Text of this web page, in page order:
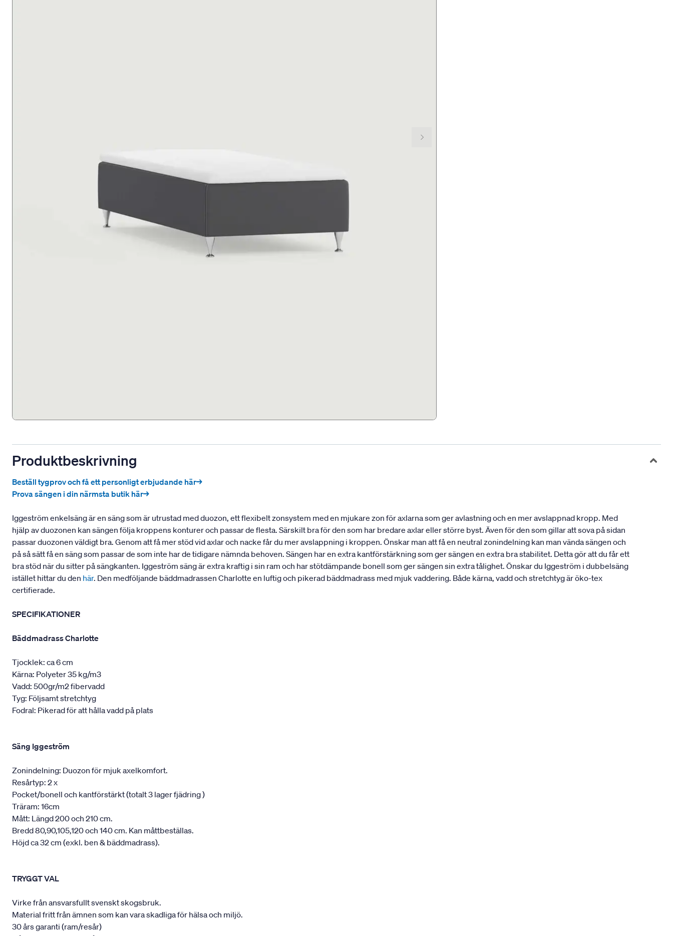
Produktbeskrivning
Beställ tygprov och få ett personligt erbjudande här→
Prova sängen i din närmsta butik här→
Iggeström enkelsäng är en säng som är utrustad med duozon, ett flexibelt zonsystem med en mjukare zon för axlarna som ger avlastning och en mer avslappnad kropp. Med
hjälp av duozonen kan sängen följa kroppens konturer och passar de flesta. Särskilt bra för den som har bredare axlar eller större byst. Även för den som gillar att sova på sidan
passar duozonen väldigt bra. Genom att få mer stöd vid axlar och nacke får du mer avslappning i kroppen. Önskar man att få en neutral zonindelning kan man vända sängen och
på så sätt få en säng som passar de som inte har de tidigare nämnda behoven. Sängen har en extra kantförstärkning som ger sängen en extra bra stabilitet. Detta gör att du får ett
bra stöd när du sitter på sängkanten. Iggeström säng är extra kraftig i sin ram och har stötdämpande bonell som ger sängen sin extra tålighet. Önskar du Iggeström i dubbelsäng
istället hittar du den här. Den medföljande bäddmadrassen Charlotte en luftig och pikerad bäddmadrass med mjuk vaddering. Både kärna, vadd och stretchtyg är öko-tex
certifierade.
SPECIFIKATIONER
Bäddmadrass Charlotte
Tjocklek: ca 6 cm
Kärna: Polyeter 35 kg/m3
Vadd: 500gr/m2 fibervadd
Tyg: Följsamt stretchtyg
Fodral: Pikerad för att hålla vadd på plats
Säng Iggeström
Zonindelning: Duozon för mjuk axelkomfort.
Resårtyp: 2 x
Pocket/bonell och kantförstärkt (totalt 3 lager fjädring )
Träram: 16cm
Mått: Längd 200 och 210 cm.
Bredd 80,90,105,120 och 140 cm. Kan måttbeställas.
Höjd ca 32 cm (exkl. ben & bäddmadrass).
TRYGGT VAL
Virke från ansvarsfullt svenskt skogsbruk.
Material fritt från ämnen som kan vara skadliga för hälsa och miljö.
30 års garanti (ram/resår)